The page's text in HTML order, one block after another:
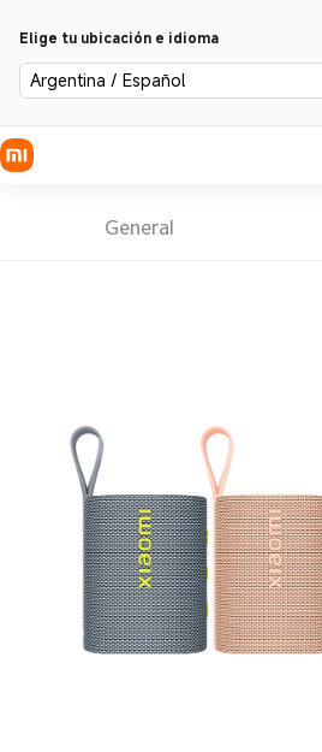
Elige tu ubicación e idioma
Argentina / Español
General